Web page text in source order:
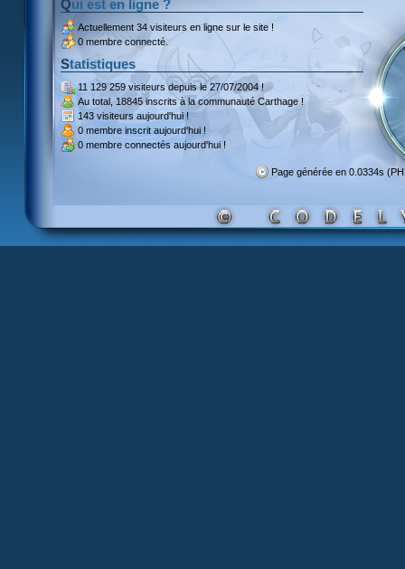
Qui est en ligne ?
Actuellement 34 visiteurs en ligne sur le site !
0 membre connecté.
Statistiques
11 129 259 visiteursdepuis le 27/07/2004 !
Au total, 18845 inscritsà la communauté Carthage !
143 visiteurs aujourd'hui !
0 membre inscrit aujourd'hui !
0 membre connectés aujourd'hui !
Page générée en 0.0334s